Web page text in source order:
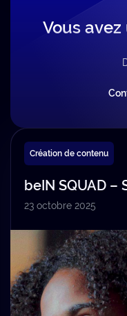
Vous
Création de contenu
beIN SQUAD –
23 octobre 2025